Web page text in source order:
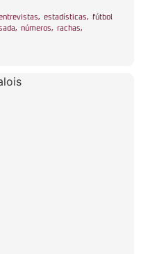
, estadísticas, fútbol
, números, rachas,